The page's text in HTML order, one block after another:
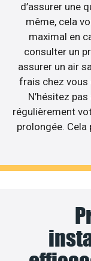
d’assurer une
même, cela
maximal en
consulter un
assurer un air
frais chez vous
N’hésitez
régulièrement
prolongée. Cela